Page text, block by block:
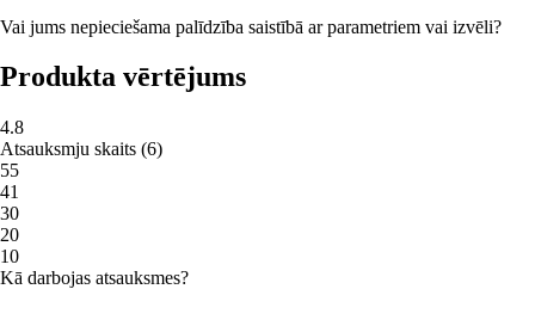
Vai jums nepieciešama palīdzība saistībā ar parametriem vai izvēli?
Produkta vērtējums
4.8
Atsauksmju skaits (6)
55
41
30
20
10
Kā darbojas atsauksmes?